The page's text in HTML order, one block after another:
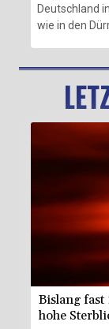
Deutschland
wie in den
Lage für
kritisch".
dem DWD
Bislang
hohe